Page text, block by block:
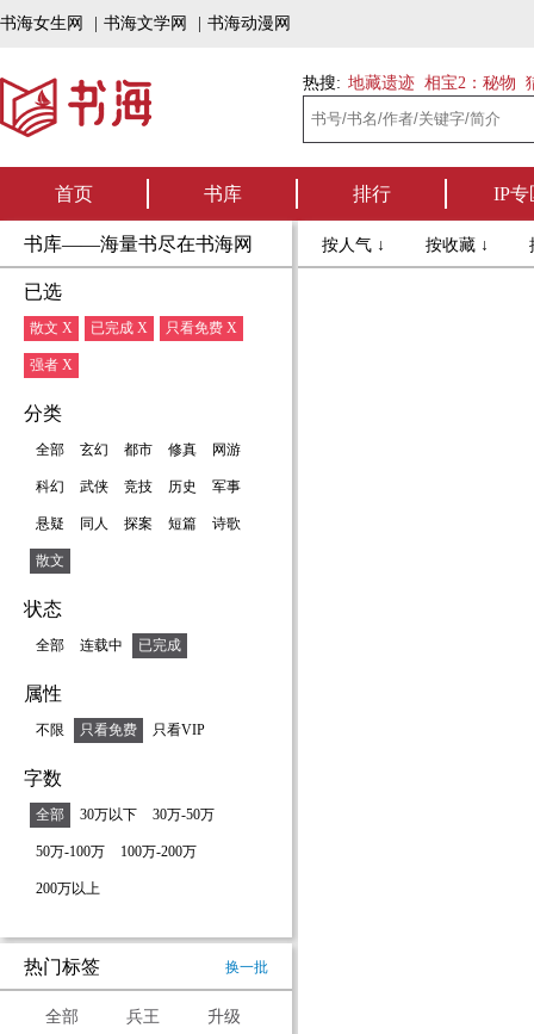
书海女生网 书海文学网 书海动漫网
热搜: 地藏遗迹 相宝2：秘物
首页 书库 排行 IP专
书库——海量书尽在书海网
已选
散文 X 已完成 X 只看免费 X
强者 X
分类
全部 玄幻 都市 修真 网游
科幻 武侠 竞技 历史 军事
悬疑 同人 探案 短篇 诗歌
散文
状态
全部 连载中 已完成
属性
不限 只看免费 只看VIP
字数
全部 30万以下 30万-50万
50万-100万 100万-200万
200万以上
热门标签 换一批
全部 兵王 升级
按人气 ↓ 按收藏 ↓